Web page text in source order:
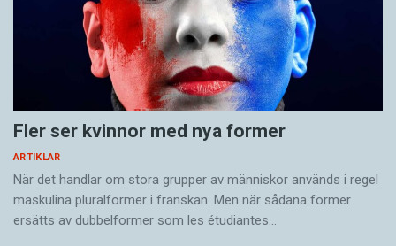
Fler ser kvinnor med nya former
ARTIKLAR
När det handlar om stora grupper av människor används i regel
maskulina pluralformer i franskan. Men när sådana ­former
ersätts av dubbel­former som les étudiantes…